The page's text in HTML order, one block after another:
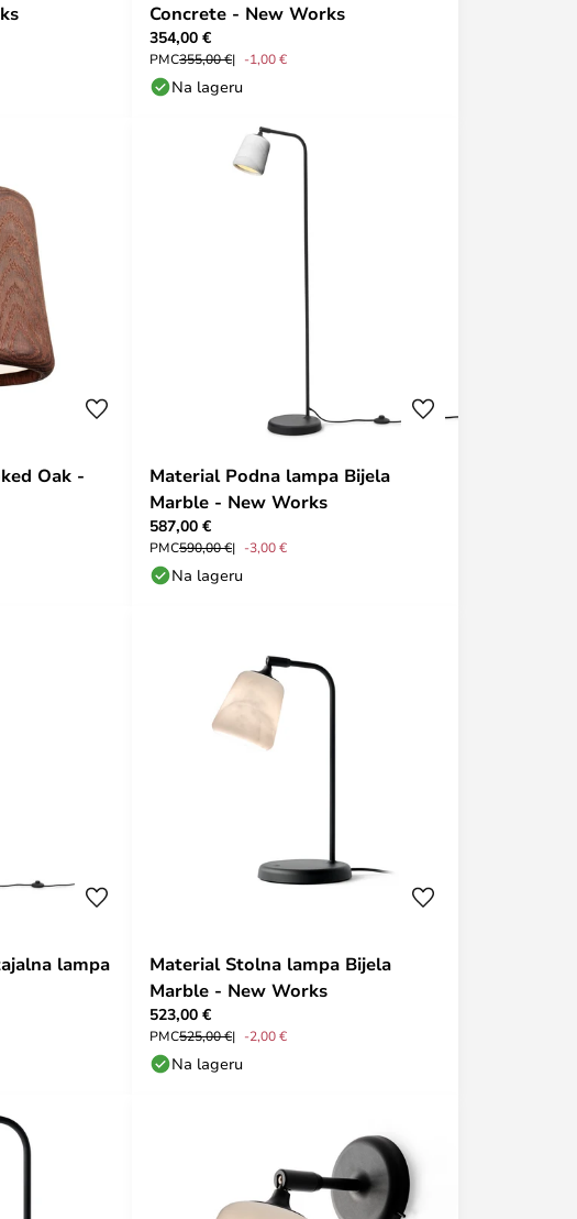
Concrete - New Works
354,00 €
PMC355,00 € -1,00 €
Na lageru
Oak -
Material Podna lampa Bijela
Marble - New Works
587,00 €
PMC590,00 € -3,00 €
Na lageru
lampa
Material Stolna lampa Bijela
Marble - New Works
523,00 €
PMC525,00 € -2,00 €
Na lageru